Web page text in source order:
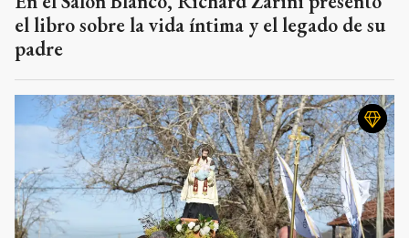
el libro sobre la vida íntima y el legado de su
padre